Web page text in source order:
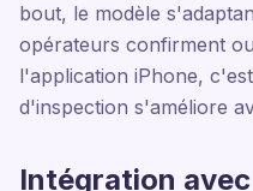
bout, le modèle
opérateurs confirment
l'application iPhone,
d'inspection s'améliore
Intégration